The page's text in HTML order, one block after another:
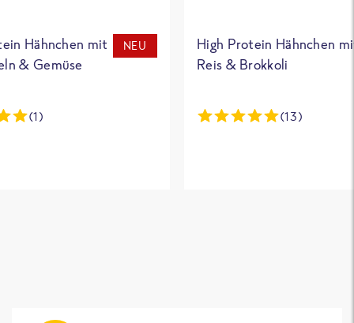
Hähnchen mit
& Gemüse
NEU
(1)
High Protein Hähnchen
Reis & Brokkoli
(13)